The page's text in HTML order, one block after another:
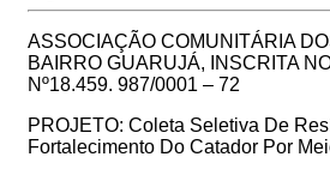
ASSOCIAÇÃO COMUNITÁRIA
BAIRRO GUARUJÁ, INSCRITA
Nº18.459. 987/0001 – 72
PROJETO: Coleta Seletiva De
Fortalecimento Do Catador Por